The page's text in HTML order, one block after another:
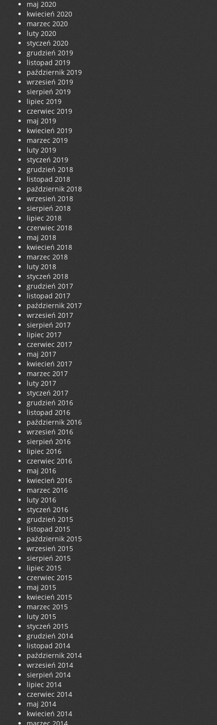
maj 2020
kwiecień 2020
marzec 2020
luty 2020
styczeń 2020
grudzień 2019
listopad 2019
październik 2019
wrzesień 2019
sierpień 2019
lipiec 2019
czerwiec 2019
maj 2019
kwiecień 2019
marzec 2019
luty 2019
styczeń 2019
grudzień 2018
listopad 2018
październik 2018
wrzesień 2018
sierpień 2018
lipiec 2018
czerwiec 2018
maj 2018
kwiecień 2018
marzec 2018
luty 2018
styczeń 2018
grudzień 2017
listopad 2017
październik 2017
wrzesień 2017
sierpień 2017
lipiec 2017
czerwiec 2017
maj 2017
kwiecień 2017
marzec 2017
luty 2017
styczeń 2017
grudzień 2016
listopad 2016
październik 2016
wrzesień 2016
sierpień 2016
lipiec 2016
czerwiec 2016
maj 2016
kwiecień 2016
marzec 2016
luty 2016
styczeń 2016
grudzień 2015
listopad 2015
październik 2015
wrzesień 2015
sierpień 2015
lipiec 2015
czerwiec 2015
maj 2015
kwiecień 2015
marzec 2015
luty 2015
styczeń 2015
grudzień 2014
listopad 2014
październik 2014
wrzesień 2014
sierpień 2014
lipiec 2014
czerwiec 2014
maj 2014
kwiecień 2014